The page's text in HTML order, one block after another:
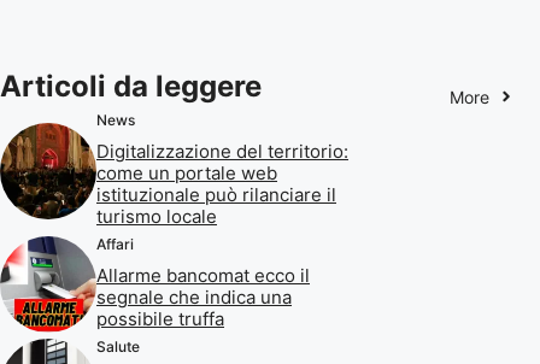
Articoli da leggere More
News
Digitalizzazione del territorio:
come un portale web
istituzionale può rilanciare il
turismo locale
Affari
Allarme bancomat ecco il
segnale che indica una
possibile truffa
Salute